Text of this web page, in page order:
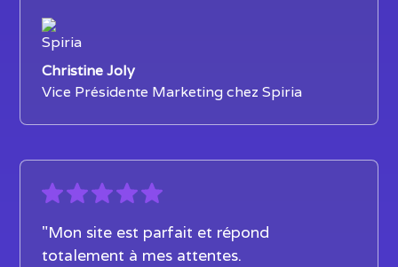
Christine Joly
Vice Présidente Marketing chez Spiria
"Mon site est parfait et répond
totalement à mes attentes.